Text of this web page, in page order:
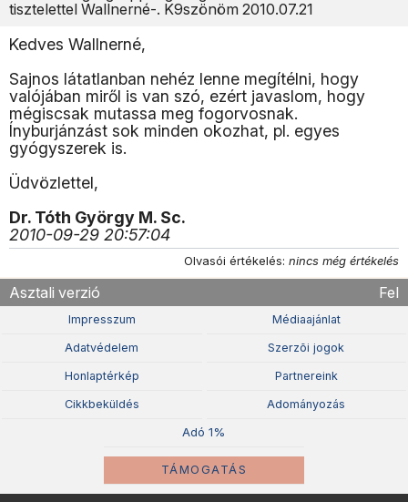
tisztelettel Wallnerné-. K9szönöm 2010.07.21
Kedves Wallnerné,
Sajnos látatlanban nehéz lenne megítélni, hogy
valójában miről is van szó, ezért javaslom, hogy
mégiscsak mutassa meg fogorvosnak.
Ínyburjánzást sok minden okozhat, pl. egyes
gyógyszerek is.
Üdvözlettel,
Dr. Tóth György M. Sc.
2010-09-29 20:57:04
Olvasói értékelés: nincs még értékelés
Asztali verzió Fel
Impresszum Médiaajánlat
Adatvédelem Szerzõi jogok
Honlaptérkép Partnereink
Cikkbeküldés Adományozás
Adó 1%
TÁMOGATÁS